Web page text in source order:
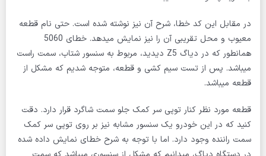
در مقابل این کد خطا، شرح آن نیز نوشته شده است. حتی نام قطعه
معیوب و محل تقریبی آن را نیز نمایش میدهد. خطای 5060
همانطور که در دیاگ Z5 دیدید، مربوط به سنسور شتاب، سمت راست
میباشد. پس از تست سیم کشی و قطعه، متوجه شدیم که مشکل از
قطعه میباشد.
قطعه مورد نظر کنار توپی سر کمک جلو سمت شاگرد قرار دارد. دقت
کنید که در این خودرو یک سنسور مشابه نیز بر روی توپی سر کمک
سمت راننده وجود دارد. اما با توجه به شرح خطای نمایش داده شده